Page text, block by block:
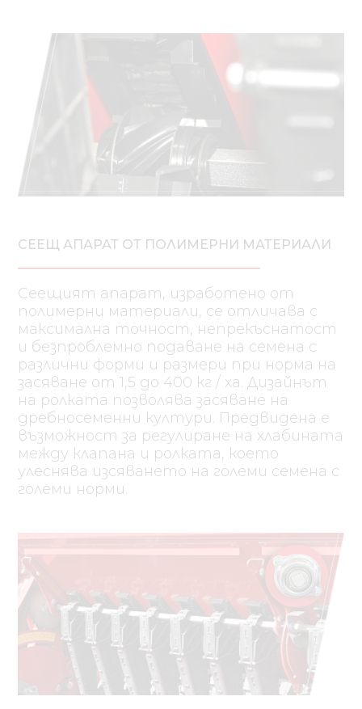
СЕЕЩ АПАРАТ ОТ ПОЛИМЕРНИ МАТЕРИАЛИ
Сеещият апарат, изработено от
полимерни материали, се отличава с
максимална точност, непрекъснатост
и безпроблемно подаване на семена с
различни форми и размери при норма на
засяване от 1,5 до 400 кг / ха. Дизайнът
на ролката позволява засяване на
дребносеменни култури. Предвидена е
възможност за регулиране на хлабината
между клапана и ролката, което
улеснява изсяването на големи семена с
големи норми.